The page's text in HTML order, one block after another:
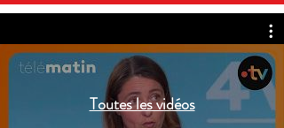
Toutes les vidéos